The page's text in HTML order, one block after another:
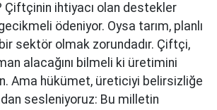
Çiftçinin ihtiyacı olan destekler
ödeniyor. Oysa tarım, planlı
sektör olmak zorundadır. Çiftçi,
alacağını bilmeli ki üretimini
Ama hükümet, üreticiyi belirsizliğe
sesleniyoruz: Bu milletin